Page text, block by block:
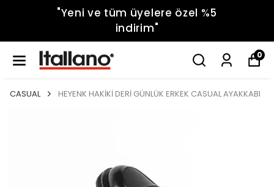
"Yeni ve tüm üyelere özel %5
indirim"
0
CASUAL HEYENK HAKİKİ DERİ GÜNLÜK ERKEK CASUAL AYAKKABI